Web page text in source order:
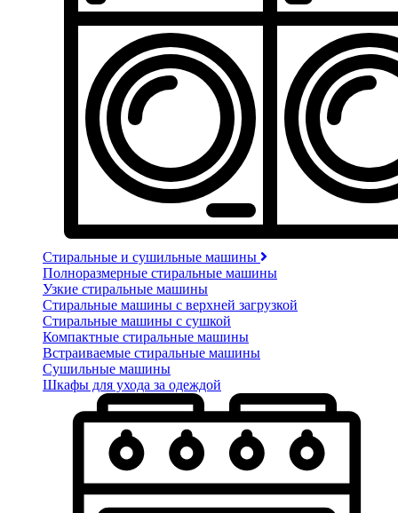
Стиральные и сушильные машины
Полноразмерные стиральные машины
Узкие стиральные машины
Стиральные машины с верхней загрузкой
Стиральные машины с сушкой
Компактные стиральные машины
Встраиваемые стиральные машины
Сушильные машины
Шкафы для ухода за одеждой